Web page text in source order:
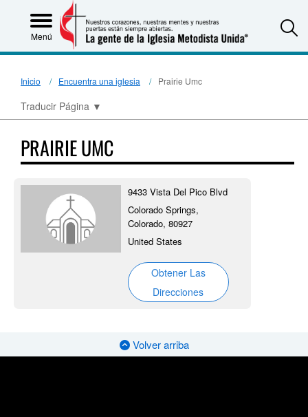
Menú
Inicio Encuentra una iglesia Prairie Umc
Traducir Página ▼
PRAIRIE UMC
9433 Vista Del Pico Blvd
Colorado Springs,
Colorado, 80927
United States
Obtener Las
Direcciones
Volver arriba